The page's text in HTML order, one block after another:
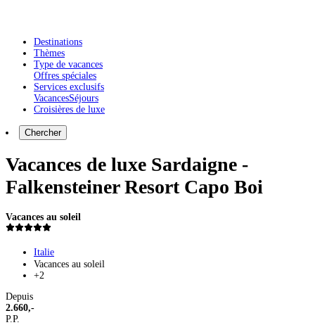
Destinations
Thèmes
Type de vacances
Offres spéciales
Services exclusifs
VacancesSéjours
Croisières de luxe
Chercher
Vacances de luxe Sardaigne -
Falkensteiner Resort Capo Boi
Vacances au soleil
Italie
Vacances au soleil
+2
Depuis
2.660,-
P.P.